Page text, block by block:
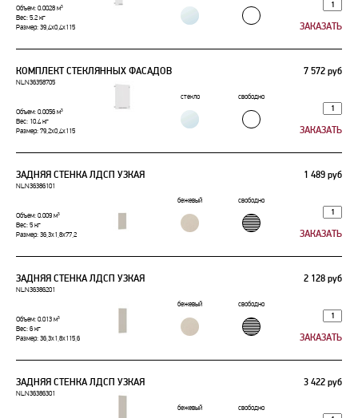
Объем: 0.0028 м³
Вес: 5.2 кг
Размер: 39,4x0,4x115
КОМПЛЕКТ СТЕКЛЯННЫХ ФАСАДОВ 7 572 руб
NLN36358705
стекло
свободно
Объем: 0.0056 м³
Вес: 10.4 кг
Размер: 79,2x0,4x115
ЗАДНЯЯ СТЕНКА ЛДСП УЗКАЯ 1 489 руб
NLN36386101
бежевый
свободно
Объем: 0.009 м³
Вес: 5 кг
Размер: 36,3x1,8x77,2
ЗАДНЯЯ СТЕНКА ЛДСП УЗКАЯ 2 128 руб
NLN36386201
бежевый
свободно
Объем: 0.013 м³
Вес: 6 кг
Размер: 36,3x1,8x115,6
ЗАДНЯЯ СТЕНКА ЛДСП УЗКАЯ 3 422 руб
NLN36386301
бежевый
свободно